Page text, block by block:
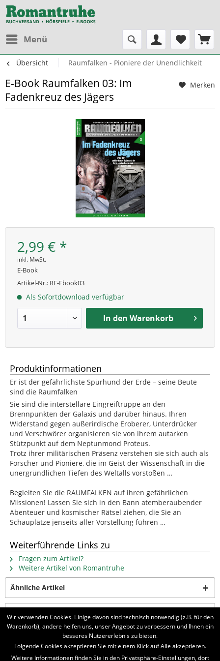
Menü
Übersicht Raumfalken - Pioniere der Unendlichkeit
Merken
E-Book Raumfalken 03: Im
Fadenkreuz des Jägers
2,99 € *
inkl. MwSt.
E-Book
Artikel-Nr.: RF-Ebook03
Als Sofortdownload verfügbar
In den Warenkorb
Produktinformationen
Er ist der gefährlichste Spürhund der Erde – seine Beute
sind die Raumfalken
Sie sind die interstellare Eingreiftruppe an den
Brennpunkten der Galaxis und darüber hinaus. Ihren
Widerstand gegen außerirdische Eroberer, Unterdrücker
und Verschwörer organisieren sie von ihrem autarken
Stützpunkt auf dem Neptunmond Proteus.
Trotz ihrer militärischen Präsenz verstehen sie sich auch als
Forscher und Pioniere, die im Geist der Wissenschaft in die
unergründlichen Tiefen des Weltalls vorstoßen …
Begleiten Sie die RAUMFALKEN auf ihren gefährlichen
Missionen! Lassen Sie sich in den Bann atemberaubender
Abenteuer und kosmischer Rätsel ziehen, die Sie an
Schauplätze jenseits aller Vorstellung führen …
Weiterführende Links zu
Fragen zum Artikel?
Weitere Artikel von Romantruhe
Ähnliche Artikel
Kunden kauften auch
BELIEBTE SERIEN
Wir verwenden Cookies. Einige davon sind technisch notwendig (z.B. für den
Warenkorb), andere helfen uns, unser Angebot zu verbessern und Ihnen ein
besseres Nutzererlebnis zu bieten.
Folgende Cookies akzeptieren Sie mit einem Klick auf Alle akzeptieren.
Weitere Informationen finden Sie in den Privatsphäre-Einstellungen, dort